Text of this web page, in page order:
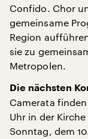
Confido. Chor
gemeinsame
Region
sie zu
Metropolen.
Die nächsten
Camerata
Uhr in der
Sonntag, dem